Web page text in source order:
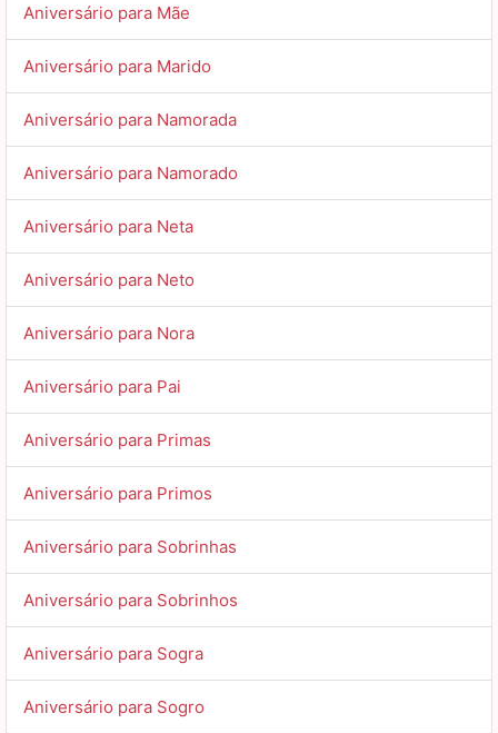
Aniversário para Mãe
Aniversário para Marido
Aniversário para Namorada
Aniversário para Namorado
Aniversário para Neta
Aniversário para Neto
Aniversário para Nora
Aniversário para Pai
Aniversário para Primas
Aniversário para Primos
Aniversário para Sobrinhas
Aniversário para Sobrinhos
Aniversário para Sogra
Aniversário para Sogro